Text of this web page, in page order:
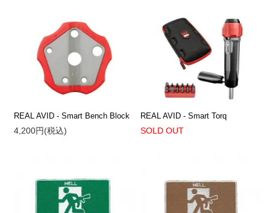
REAL AVID - Smart Bench Block
4,200円(税込)
REAL AVID - Smart Torq
SOLD OUT